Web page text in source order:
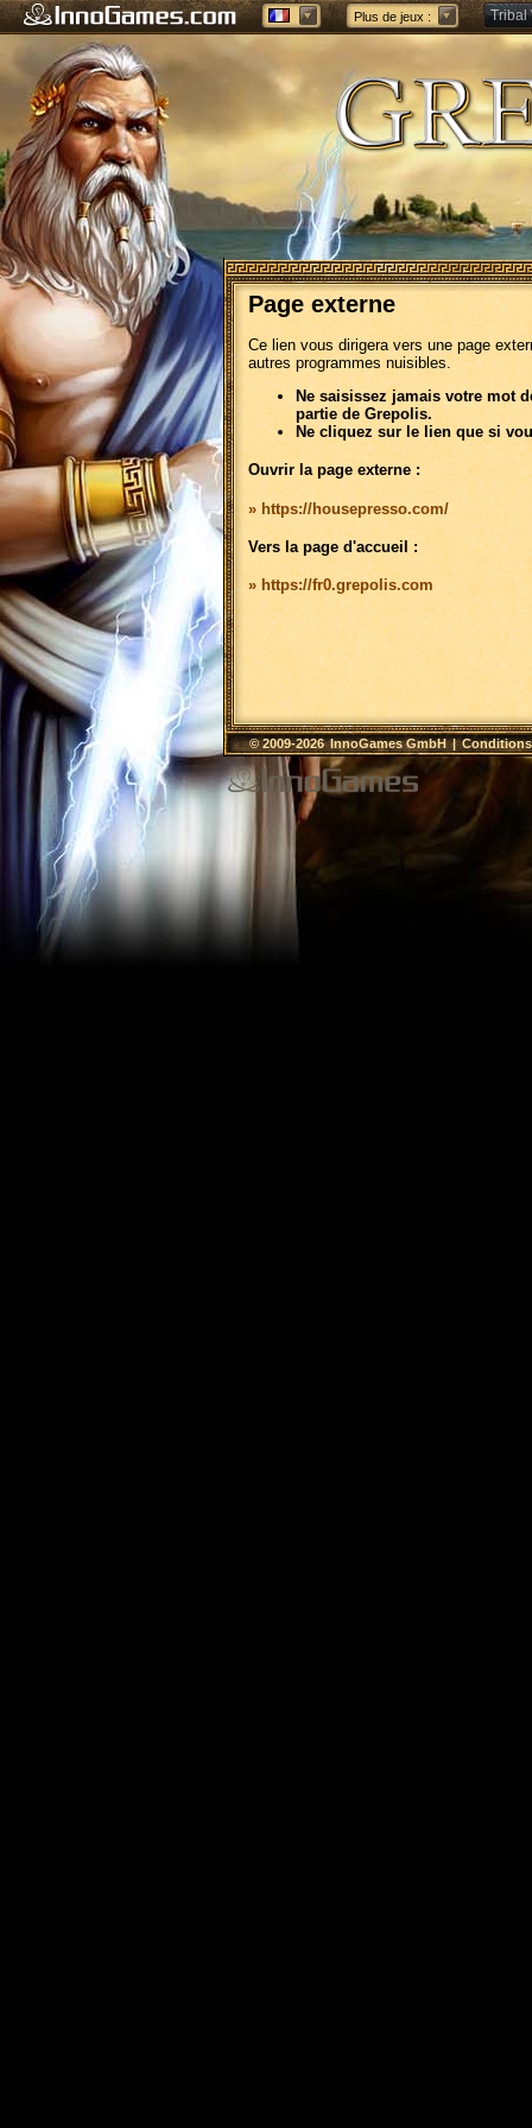
Plus de jeux : Tribal
Page externe
Ce lien vous dirigera vers une page
autres programmes nuisibles.
Ne saisissez jamais votre mot
partie de Grepolis.
Ne cliquez sur le lien que si
Ouvrir la page externe :
» https://housepresso.com/
Vers la page d'accueil :
» https://fr0.grepolis.com
© 2009-2026InnoGames GmbH|